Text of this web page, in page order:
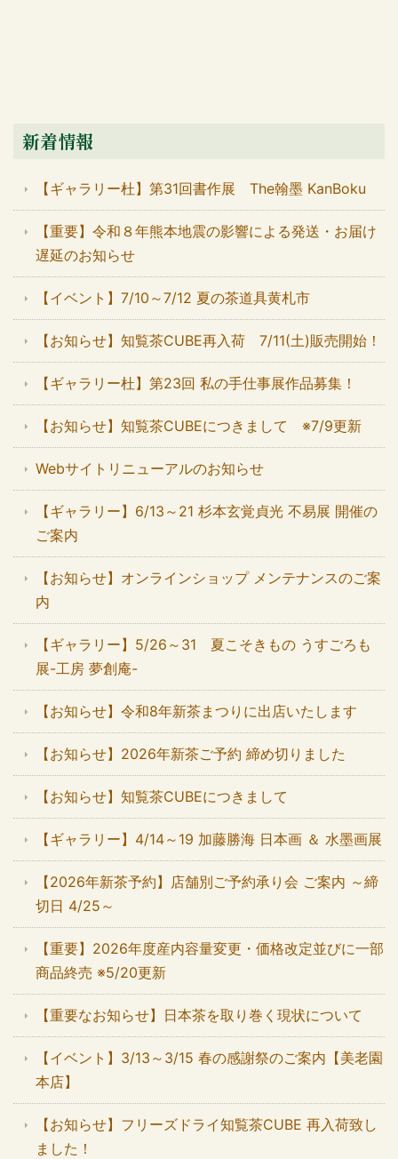
新着情報
【ギャラリー杜】第31回書作展 The翰墨 KanBoku
【重要】令和８年熊本地震の影響による発送・お届け
遅延のお知らせ
【イベント】7/10～7/12 夏の茶道具黄札市
【お知らせ】知覧茶CUBE再入荷 7/11(土)販売開始！
【ギャラリー杜】第23回 私の手仕事展作品募集！
【お知らせ】知覧茶CUBEにつきまして ※7/9更新
Webサイトリニューアルのお知らせ
【ギャラリー】6/13～21 杉本玄覚貞光 不易展 開催の
ご案内
【お知らせ】オンラインショップ メンテナンスのご案
内
【ギャラリー】5/26～31 夏こそきもの うすごろも
展-工房 夢創庵-
【お知らせ】令和8年新茶まつりに出店いたします
【お知らせ】2026年新茶ご予約 締め切りました
【お知らせ】知覧茶CUBEにつきまして
【ギャラリー】4/14～19 加藤勝海 日本画 ＆ 水墨画展
【2026年新茶予約】店舗別ご予約承り会 ご案内 ～締
切日 4/25～
【重要】2026年度産内容量変更・価格改定並びに一部
商品終売 ※5/20更新
【重要なお知らせ】日本茶を取り巻く現状について
【イベント】3/13～3/15 春の感謝祭のご案内【美老園
本店】
【お知らせ】フリーズドライ知覧茶CUBE 再入荷致し
ました！